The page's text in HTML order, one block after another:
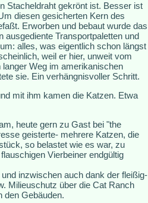
Stacheldraht gekrönt ist. Besser ist
diesen gesicherten Kern des
Erworben und bebaut wurde das
Transportpaletten und
alles, was eigentlich schon längst
weil er hier, unweit vom
Weg im amerikanischen
sie. Ein verhängnisvoller Schritt.
mit ihm kamen die Katzen. Etwa
heute gern zu Gast bei "the
geisterte- mehrere Katzen, die
so belastet wie es war, zu
Vierbeiner endgültig
inzwischen auch dank der fleißig-
Milieuschutz über die Cat Ranch
den Gebäuden.